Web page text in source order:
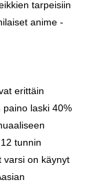
tarpeisiin
anime -
erittäin
paino laski 40%
tunnin
varsi on käynyt